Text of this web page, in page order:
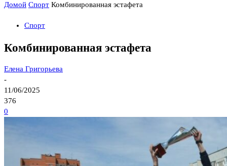
Домой Спорт Комбинированная эстафета
Спорт
Комбинированная эстафета
Елена Григорьева
-
11/06/2025
376
0